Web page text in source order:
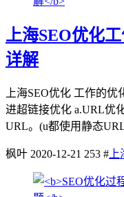
上海SEO优化
详解
上海SEO优化 工作的
进超链接优化 a.URL优
URL。(u都使用静态
枫叶 2020-12-21 253 #